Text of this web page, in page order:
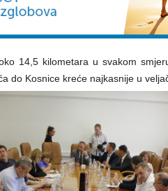
14,5 kilometara u svakom
do Kosnice kreće najkasnije u